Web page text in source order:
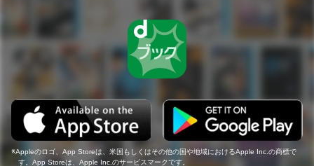
Appleのロゴ、App Storeは、米国もしくはその他の国や地域におけるApple Inc.の商標で
す。App Storeは、Apple Inc.のサービスマークです。